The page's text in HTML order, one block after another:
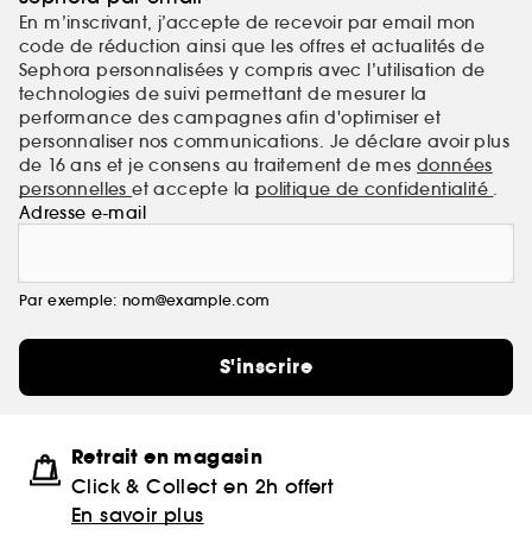
En m’inscrivant, j’accepte de recevoir par email mon
code de réduction ainsi que les offres et actualités de
Sephora personnalisées y compris avec l’utilisation de
technologies de suivi permettant de mesurer la
performance des campagnes afin d'optimiser et
personnaliser nos communications. Je déclare avoir plus
de 16 ans et je consens au traitement de mes données
personnelleset accepte la politique de confidentialité .
Adresse e-mail
Par exemple: nom@example.com
S'inscrire
Retrait en magasin
Click & Collect en 2h offert
En savoir plus